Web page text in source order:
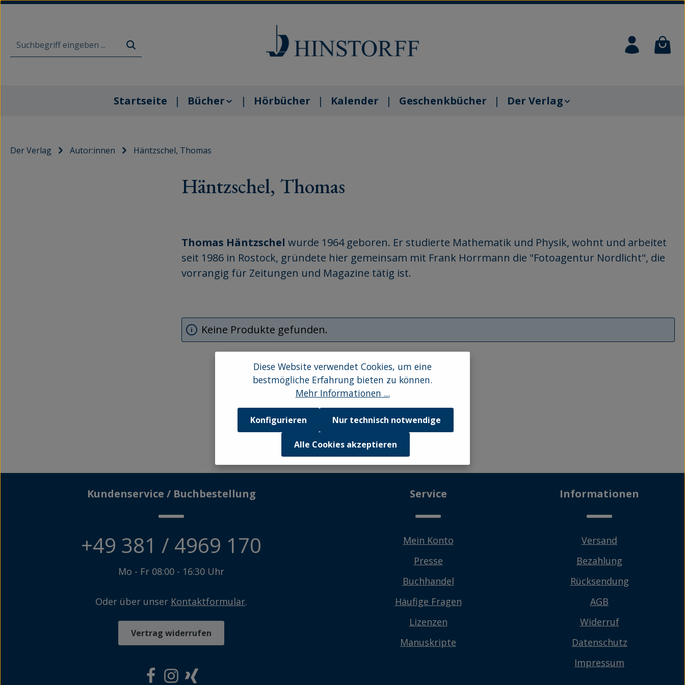
Startseite Bücher Hörbücher Kalender Geschenkbücher Der Verlag
Der Verlag Autor:innen Häntzschel, Thomas
Häntzschel, Thomas
Thomas Häntzschel wurde 1964 geboren. Er studierte Mathematik und Physik, wohnt und arbeitet
seit 1986 in Rostock, gründete hier gemeinsam mit Frank Horrmann die "Fotoagentur Nordlicht", die
vorrangig für Zeitungen und Magazine tätig ist.
Keine Produkte gefunden.
Kundenservice / Buchbestellung
+49 381 / 4969 170
Mo - Fr 08:00 - 16:30 Uhr
Oder über unser Kontaktformular.
Vertrag widerrufen
Service
Mein Konto
Presse
Buchhandel
Häufige Fragen
Lizenzen
Manuskripte
Informationen
Versand
Bezahlung
Rücksendung
AGB
Widerruf
Datenschutz
Impressum
Diese Website verwendet Cookies, um eine
bestmögliche Erfahrung bieten zu können.
Mehr Informationen ...
Nur technisch notwendige
Konfigurieren
Alle Cookies akzeptieren